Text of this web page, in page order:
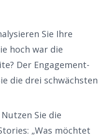
Sie Ihre
hoch war die
Der Engagement-
die drei schwächsten
Nutzen Sie die
„Was möchtet